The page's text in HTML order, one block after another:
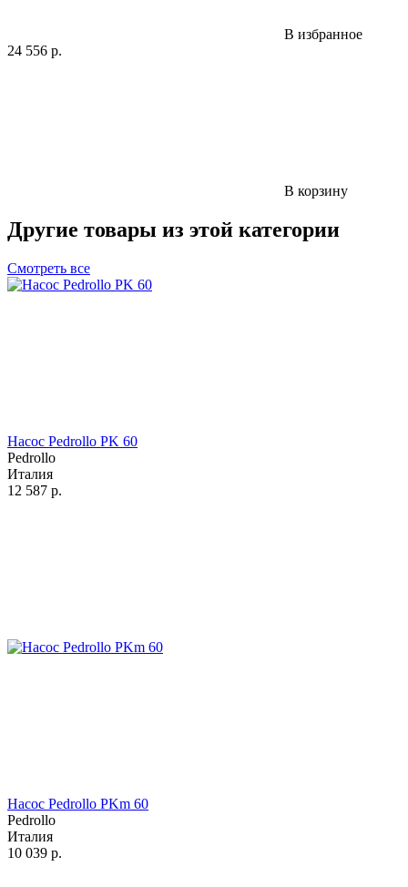
В избранное
24 556 р.
В корзину
Другие товары из этой категории
Смотреть все
Насос Pedrollo PK 60
Pedrollo
Италия
12 587 р.
Насос Pedrollo PKm 60
Pedrollo
Италия
10 039 р.